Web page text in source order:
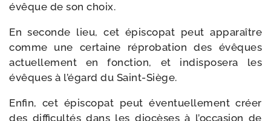
évêque de son choix.
En seconde lieu, cet épis­co­pat peut appa­raître
comme une cer­taine répro­ba­tion des évêques
actuel­le­ment en fonc­tion, et indis­po­se­ra les
évêques à l’égard du Saint-Siège.
Enfin, cet épis­co­pat peut éven­tuel­le­ment créer
des dif­fi­cul­tés dans les dio­cèses à l’occasion de